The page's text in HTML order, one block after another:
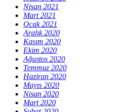
Nisan 2021
Mart 2021
Ocak 2021
Aralık 2020
Kasım 2020
Ekim 2020
Ağustos 2020
Temmuz 2020
Haziran 2020
Mayıs 2020
Nisan 2020
Mart 2020